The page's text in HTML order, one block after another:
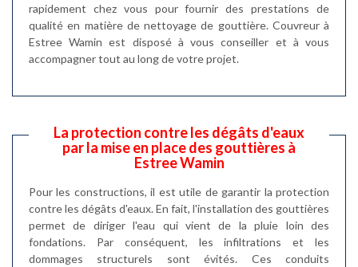
rapidement chez vous pour fournir des prestations de
qualité en matière de nettoyage de gouttière. Couvreur à
Estree Wamin est disposé à vous conseiller et à vous
accompagner tout au long de votre projet.
La protection contre les dégâts d'eaux
par la mise en place des gouttières à
Estree Wamin
Pour les constructions, il est utile de garantir la protection
contre les dégâts d'eaux. En fait, l'installation des gouttières
permet de diriger l'eau qui vient de la pluie loin des
fondations. Par conséquent, les infiltrations et les
dommages structurels sont évités. Ces conduits